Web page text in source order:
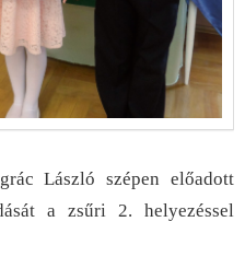
László szépen előadott
a zsűri 2. helyezéssel